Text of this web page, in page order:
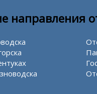
направления